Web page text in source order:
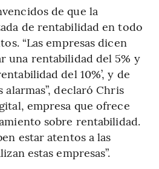
de que la
de rentabilidad en todo
“Las empresas dicen
una rentabilidad del 5% y
del 10%’, y de
declaró Chris
empresa que ofrece
sobre rentabilidad.
estar atentos a las
estas empresas”.